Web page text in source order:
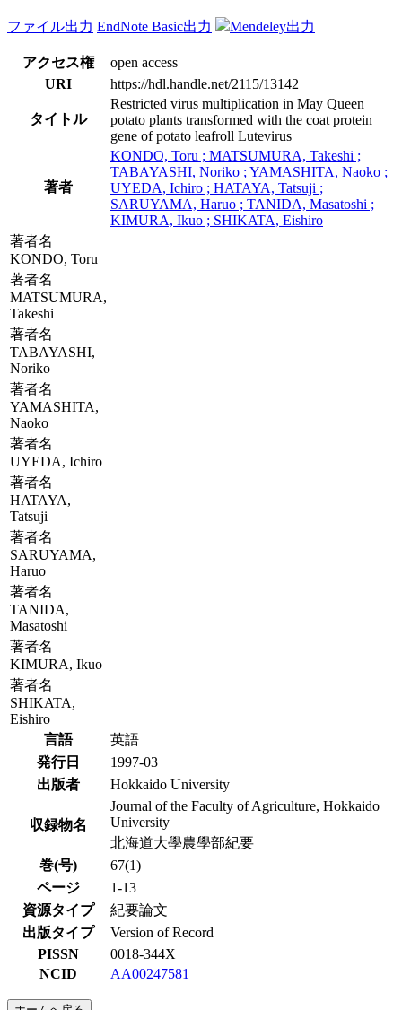
ファイル出力 EndNote Basic出力 Mendeley出力
アクセス権
open access
URI
https://hdl.handle.net/2115/13142
タイトル
Restricted virus multiplication in May Queen
potato plants transformed with the coat protein
gene of potato leafroll Lutevirus
著者
KONDO, Toru ; MATSUMURA, Takeshi ;
TABAYASHI, Noriko ; YAMASHITA, Naoko ;
UYEDA, Ichiro ; HATAYA, Tatsuji ;
SARUYAMA, Haruo ; TANIDA, Masatoshi ;
KIMURA, Ikuo ; SHIKATA, Eishiro
著者名
KONDO, Toru
著者名
MATSUMURA,
Takeshi
著者名
TABAYASHI,
Noriko
著者名
YAMASHITA,
Naoko
著者名
UYEDA, Ichiro
著者名
HATAYA,
Tatsuji
著者名
SARUYAMA,
Haruo
著者名
TANIDA,
Masatoshi
著者名
KIMURA, Ikuo
著者名
SHIKATA,
Eishiro
言語
英語
発行日
1997-03
出版者
Hokkaido University
収録物名
Journal of the Faculty of Agriculture, Hokkaido
University
北海道大學農學部紀要
巻(号)
67(1)
ページ
1-13
資源タイプ
紀要論文
出版タイプ
Version of Record
PISSN
0018-344X
NCID
AA00247581